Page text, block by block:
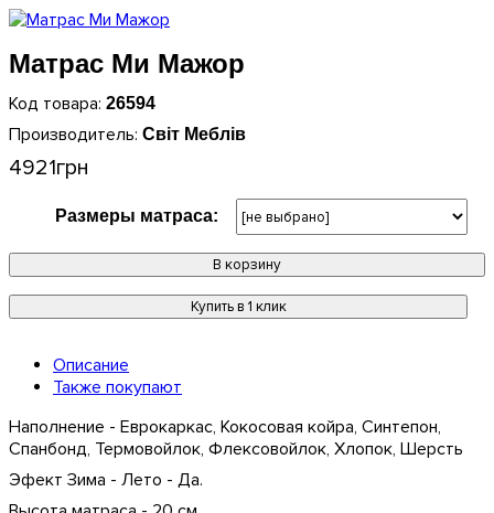
Матрас Ми Мажор
26594
Світ Меблів
4921грн
Размеры матраса:
В корзину
Купить в 1 клик
Описание
Также покупают
Наполнение - Еврокаркас, Кокосовая койра, Синтепон,
Спанбонд, Термовойлок, Флексовойлок, Хлопок, Шерсть
Эфект Зима - Лето - Да.